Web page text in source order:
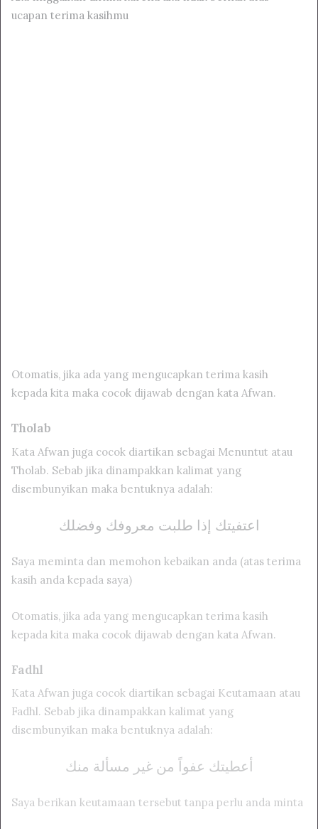
ucapan terima kasihmu
Otomatis, jika ada yang mengucapkan terima kasih
kepada kita maka cocok dijawab dengan kata Afwan.
Tholab
Kata Afwan juga cocok diartikan sebagai Menuntut atau
Tholab. Sebab jika dinampakkan kalimat yang
disembunyikan maka bentuknya adalah:
اعتفيتك إذا طلبت معروفك وفضلك
Saya meminta dan memohon kebaikan anda (atas terima
kasih anda kepada saya)
Otomatis, jika ada yang mengucapkan terima kasih
kepada kita maka cocok dijawab dengan kata Afwan.
Fadhl
Kata Afwan juga cocok diartikan sebagai Keutamaan atau
Fadhl. Sebab jika dinampakkan kalimat yang
disembunyikan maka bentuknya adalah:
أعطيتك عفواً من غير مسألة منك
Saya berikan keutamaan tersebut tanpa perlu anda minta